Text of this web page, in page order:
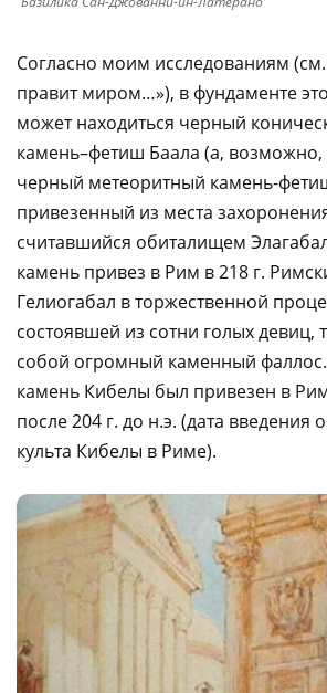
Согласно моим исследованиям (см.
правит миром…»), в фундаменте
может находиться черный
камень–фетиш Баала (а,
черный метеоритный камень-
привезенный из места
считавшийся обиталищем
камень привез в Рим в 218 г.
Гелиогабал в торжественной
состоявшей из сотни голых девиц,
собой огромный каменный
камень Кибелы был привезен в
после 204 г. до н.э. (дата введения
культа Кибелы в Риме).